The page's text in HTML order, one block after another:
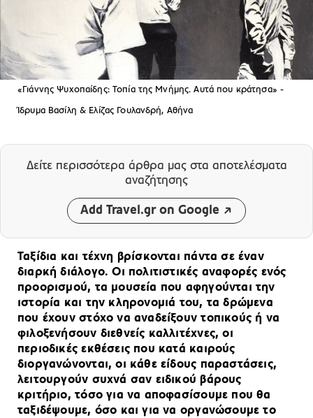
«Γιάννης Ψυχοπαίδης: Τοπία της Μνήμης. Αυτά που κράτησα» -
Ίδρυμα Βασίλη & Ελίζας Γουλανδρή, Αθήνα
Δείτε περισσότερα άρθρα μας στα αποτελέσματα
αναζήτησης
Add Travel.gr on Google
Ταξίδια και τέχνη βρίσκονται πάντα σε έναν
διαρκή διάλογο. Οι πολιτιστικές αναφορές ενός
προορισμού, τα μουσεία που αφηγούνται την
ιστορία και την κληρονομιά του, τα δρώμενα
που έχουν στόχο να αναδείξουν τοπικούς ή να
φιλοξενήσουν διεθνείς καλλιτέχνες, οι
περιοδικές εκθέσεις που κατά καιρούς
διοργανώνονται, οι κάθε είδους παραστάσεις,
λειτουργούν συχνά σαν ειδικού βάρους
κριτήριο, τόσο για να αποφασίσουμε που θα
ταξιδέψουμε, όσο και για να οργανώσουμε το